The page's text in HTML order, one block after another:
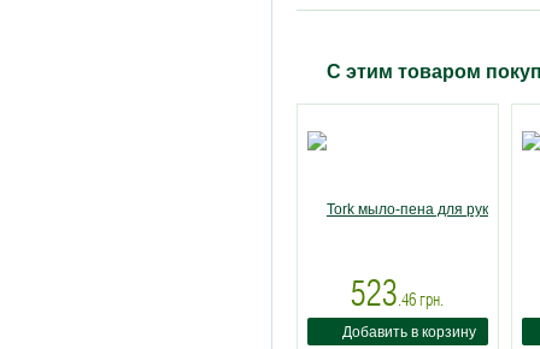
С этим товаром
523 .46грн.